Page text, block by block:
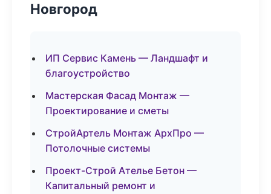
Новгород
ИП Сервис Камень — Ландшафт и
благоустройство
Мастерская Фасад Монтаж —
Проектирование и сметы
СтройАртель Монтаж АрхПро —
Потолочные системы
Проект-Строй Ателье Бетон —
Капитальный ремонт и